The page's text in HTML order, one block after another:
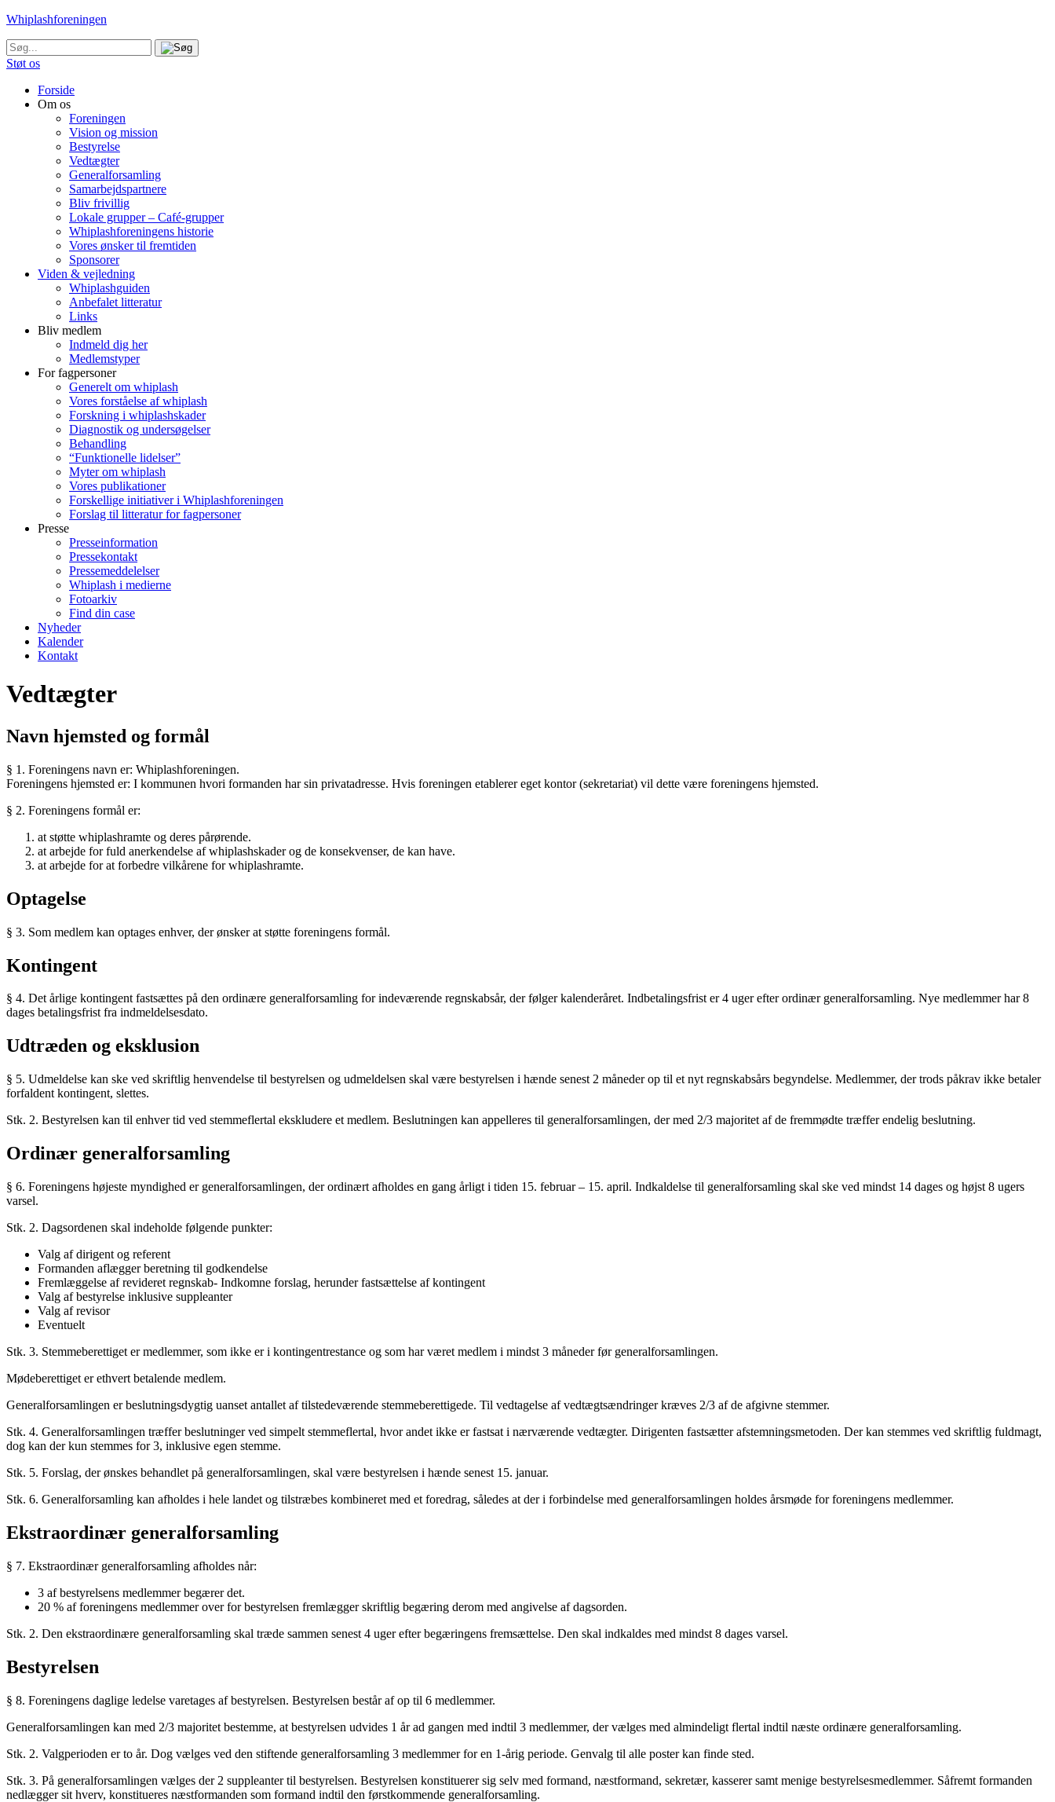
Whiplashforeningen
Støt os
Forside
Om os
Foreningen
Vision og mission
Bestyrelse
Vedtægter
Generalforsamling
Samarbejdspartnere
Bliv frivillig
Lokale grupper – Café-grupper
Whiplashforeningens historie
Vores ønsker til fremtiden
Sponsorer
Viden & vejledning
Whiplashguiden
Anbefalet litteratur
Links
Bliv medlem
Indmeld dig her
Medlemstyper
For fagpersoner
Generelt om whiplash
Vores forståelse af whiplash
Forskning i whiplashskader
Diagnostik og undersøgelser
Behandling
“Funktionelle lidelser”
Myter om whiplash
Vores publikationer
Forskellige initiativer i Whiplashforeningen
Forslag til litteratur for fagpersoner
Presse
Presseinformation
Pressekontakt
Pressemeddelelser
Whiplash i medierne
Fotoarkiv
Find din case
Nyheder
Kalender
Kontakt
Vedtægter
Navn hjemsted og formål
§ 1. Foreningens navn er: Whiplashforeningen.
Foreningens hjemsted er: I kommunen hvori formanden har sin privatadresse. Hvis foreningen etablerer eget kontor (sekretariat) vil dette være foreningens hjemsted.
§ 2. Foreningens formål er:
at støtte whiplashramte og deres pårørende.
at arbejde for fuld anerkendelse af whiplashskader og de konsekvenser, de kan have.
at arbejde for at forbedre vilkårene for whiplashramte.
Optagelse
§ 3. Som medlem kan optages enhver, der ønsker at støtte foreningens formål.
Kontingent
§ 4. Det årlige kontingent fastsættes på den ordinære generalforsamling for indeværende regnskabsår, der følger kalenderåret. Indbetalingsfrist er 4 uger efter ordinær generalforsamling. Nye medlemmer har 8
dages betalingsfrist fra indmeldelsesdato.
Udtræden og eksklusion
§ 5. Udmeldelse kan ske ved skriftlig henvendelse til bestyrelsen og udmeldelsen skal være bestyrelsen i hænde senest 2 måneder op til et nyt regnskabsårs begyndelse. Medlemmer, der trods påkrav ikke betaler
forfaldent kontingent, slettes.
Stk. 2. Bestyrelsen kan til enhver tid ved stemmeflertal ekskludere et medlem. Beslutningen kan appelleres til generalforsamlingen, der med 2/3 majoritet af de fremmødte træffer endelig beslutning.
Ordinær generalforsamling
§ 6. Foreningens højeste myndighed er generalforsamlingen, der ordinært afholdes en gang årligt i tiden 15. februar – 15. april. Indkaldelse til generalforsamling skal ske ved mindst 14 dages og højst 8 ugers
varsel.
Stk. 2. Dagsordenen skal indeholde følgende punkter:
Valg af dirigent og referent
Formanden aflægger beretning til godkendelse
Fremlæggelse af revideret regnskab- Indkomne forslag, herunder fastsættelse af kontingent
Valg af bestyrelse inklusive suppleanter
Valg af revisor
Eventuelt
Stk. 3. Stemmeberettiget er medlemmer, som ikke er i kontingentrestance og som har været medlem i mindst 3 måneder før generalforsamlingen.
Mødeberettiget er ethvert betalende medlem.
Generalforsamlingen er beslutningsdygtig uanset antallet af tilstedeværende stemmeberettigede. Til vedtagelse af vedtægtsændringer kræves 2/3 af de afgivne stemmer.
Stk. 4. Generalforsamlingen træffer beslutninger ved simpelt stemmeflertal, hvor andet ikke er fastsat i nærværende vedtægter. Dirigenten fastsætter afstemningsmetoden. Der kan stemmes ved skriftlig fuldmagt,
dog kan der kun stemmes for 3, inklusive egen stemme.
Stk. 5. Forslag, der ønskes behandlet på generalforsamlingen, skal være bestyrelsen i hænde senest 15. januar.
Stk. 6. Generalforsamling kan afholdes i hele landet og tilstræbes kombineret med et foredrag, således at der i forbindelse med generalforsamlingen holdes årsmøde for foreningens medlemmer.
Ekstraordinær generalforsamling
§ 7. Ekstraordinær generalforsamling afholdes når:
3 af bestyrelsens medlemmer begærer det.
20 % af foreningens medlemmer over for bestyrelsen fremlægger skriftlig begæring derom med angivelse af dagsorden.
Stk. 2. Den ekstraordinære generalforsamling skal træde sammen senest 4 uger efter begæringens fremsættelse. Den skal indkaldes med mindst 8 dages varsel.
Bestyrelsen
§ 8. Foreningens daglige ledelse varetages af bestyrelsen. Bestyrelsen består af op til 6 medlemmer.
Generalforsamlingen kan med 2/3 majoritet bestemme, at bestyrelsen udvides 1 år ad gangen med indtil 3 medlemmer, der vælges med almindeligt flertal indtil næste ordinære generalforsamling.
Stk. 2. Valgperioden er to år. Dog vælges ved den stiftende generalforsamling 3 medlemmer for en 1-årig periode. Genvalg til alle poster kan finde sted.
Stk. 3. På generalforsamlingen vælges der 2 suppleanter til bestyrelsen. Bestyrelsen konstituerer sig selv med formand, næstformand, sekretær, kasserer samt menige bestyrelsesmedlemmer. Såfremt formanden
nedlægger sit hverv, konstitueres næstformanden som formand indtil den førstkommende generalforsamling.